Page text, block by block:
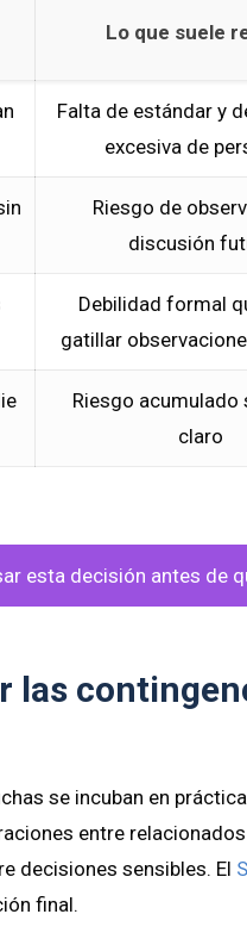
Lo que suele
Falta de estándar y
excesiva de
Riesgo de
discusión
Debilidad formal
gatillar
Riesgo acumulado
claro
esta decisión antes de
las
se incuban en
entre
decisiones sensibles. El
final.